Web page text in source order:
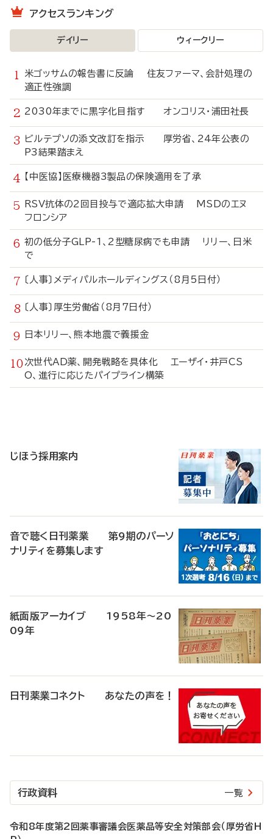
アクセスランキング
デイリー ウィークリー
米ゴッサムの報告書に反論 住友ファーマ、会計処理の
適正性強調
2030年までに黒字化目指す オンコリス・浦田社長
ビルテプソの添文改訂を指示 厚労省、24年公表の
P3結果踏まえ
【中医協】医療機器3製品の保険適用を了承
RSV抗体の2回目投与で適応拡大申請 MSDのエヌ
フロンシア
初の低分子GLP-1、2型糖尿病でも申請 リリー、日米
で
〔人事〕メディパルホールディングス（8月5日付）
〔人事〕厚生労働省（8月7日付）
日本リリー、熊本地震で義援金
次世代AD薬、開発戦略を具体化 エーザイ・井戸CS
O、進行に応じたパイプライン構築
じほう採用案内
音で聴く日刊薬業 第9期のパーソ
ナリティを募集します
紙面版アーカイブ 1958年～20
09年
日刊薬業コネクト あなたの声を！
行政資料 一覧
令和8年度第2回薬事審議会医薬品等安全対策部会（厚労省H